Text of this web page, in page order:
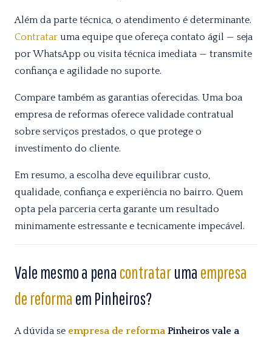
Além da parte técnica, o atendimento é determinante.
Contratar uma equipe que ofereça contato ágil — seja
por WhatsApp ou visita técnica imediata — transmite
confiança e agilidade no suporte.
Compare também as garantias oferecidas. Uma boa
empresa de reformas oferece validade contratual
sobre serviços prestados, o que protege o
investimento do cliente.
Em resumo, a escolha deve equilibrar custo,
qualidade, confiança e experiência no bairro. Quem
opta pela parceria certa garante um resultado
minimamente estressante e tecnicamente impecável.
Vale mesmo a pena contrataruma empresa
de reforma em Pinheiros?
A dúvida se empresa de reforma Pinheiros vale a